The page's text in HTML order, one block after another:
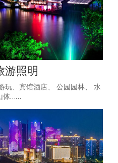
游照明
玩、宾馆酒店、 公园园林、 水
体……